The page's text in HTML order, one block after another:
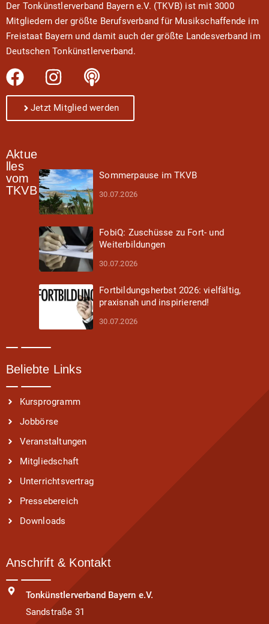
Der Tonkünstlerverband Bayern e.V. (TKVB) ist mit 3000
Mitgliedern der größte Berufsverband für Musikschaffende im
Freistaat Bayern und damit auch der größte Landesverband im
Deutschen Tonkünstlerverband.
Jetzt Mitglied werden
Aktue
lles
vom
TKVB
Sommerpause im TKVB
30.07.2026
FobiQ: Zuschüsse zu Fort- und
Weiterbildungen
30.07.2026
Fortbildungsherbst 2026: vielfältig,
praxisnah und inspirierend!
30.07.2026
Beliebte Links
Kursprogramm
Jobbörse
Veranstaltungen
Mitgliedschaft
Unterrichtsvertrag
Pressebereich
Downloads
Anschrift & Kontakt
Tonkünstlerverband Bayern e.V.
Sandstraße 31